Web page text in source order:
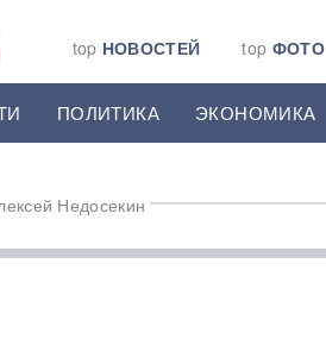
top НОВОСТЕЙ top ФОТО
ПОЛИТИКА ЭКОНОМИКА
Недосекин